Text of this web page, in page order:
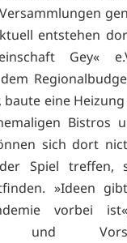
entstehen
Gey«
baute eine
Bistros
sich dort
Spiel treffen,
»Ideen
vorbei
und